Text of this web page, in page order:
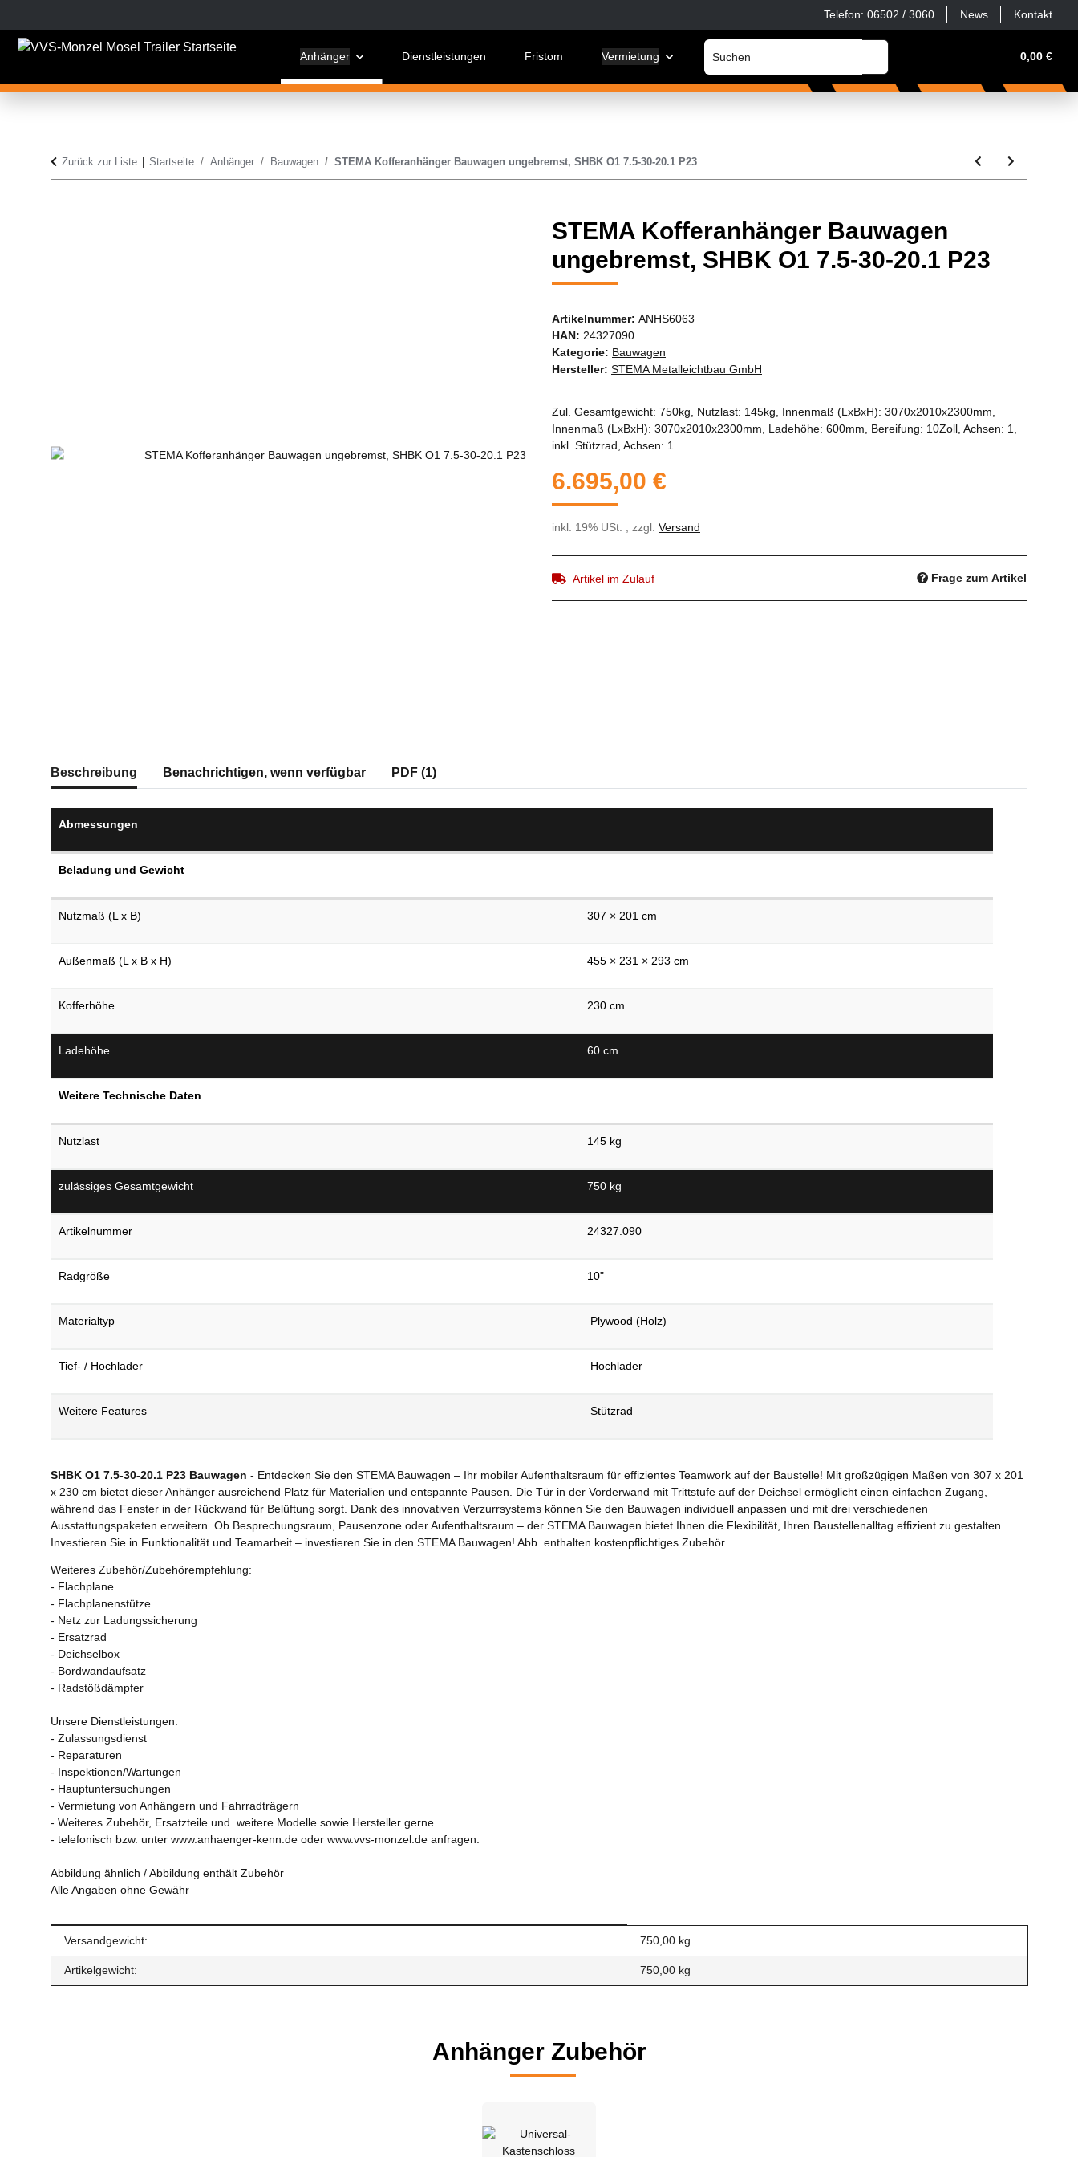
Telefon: 06502 / 3060 News Kontakt
0,00 €
Anhänger Dienstleistungen Fristom Vermietung Werkstatt, Haus & Hof
Zurück zur Liste Startseite Anhänger Bauwagen STEMA Kofferanhänger Bauwagen ungebremst, SHBK O1 7.5-30-20.1 P23
STEMA Kofferanhänger Bauwagen
ungebremst, SHBK O1 7.5-30-20.1 P23
Artikelnummer: ANHS6063
HAN: 24327090
Kategorie: Bauwagen
Hersteller: STEMA Metalleichtbau GmbH
Zul. Gesamtgewicht: 750kg, Nutzlast: 145kg, Innenmaß (LxBxH): 3070x2010x2300mm,
Innenmaß (LxBxH): 3070x2010x2300mm, Ladehöhe: 600mm, Bereifung: 10Zoll, Achsen: 1,
inkl. Stützrad, Achsen: 1
6.695,00 €
inkl. 19% USt. , zzgl. Versand
Artikel im Zulauf Frage zum Artikel
weitere Registerkarten anzeigen
Beschreibung Benachrichtigen, wenn verfügbar PDF (1)
Abmessungen
Beladung und Gewicht
Nutzmaß (L x B) 307 × 201 cm
Außenmaß (L x B x H) 455 × 231 × 293 cm
Kofferhöhe 230 cm
Ladehöhe 60 cm
Weitere Technische Daten
Nutzlast 145 kg
zulässiges Gesamtgewicht 750 kg
Artikelnummer 24327.090
Radgröße 10"
Materialtyp Plywood (Holz)
Tief- / Hochlader Hochlader
Weitere Features Stützrad
SHBK O1 7.5-30-20.1 P23 Bauwagen - Entdecken Sie den STEMA Bauwagen – Ihr mobiler Aufenthaltsraum für effizientes Teamwork auf der Baustelle! Mit großzügigen Maßen von 307 x 201
x 230 cm bietet dieser Anhänger ausreichend Platz für Materialien und entspannte Pausen. Die Tür in der Vorderwand mit Trittstufe auf der Deichsel ermöglicht einen einfachen Zugang,
während das Fenster in der Rückwand für Belüftung sorgt. Dank des innovativen Verzurrsystems können Sie den Bauwagen individuell anpassen und mit drei verschiedenen
Ausstattungspaketen erweitern. Ob Besprechungsraum, Pausenzone oder Aufenthaltsraum – der STEMA Bauwagen bietet Ihnen die Flexibilität, Ihren Baustellenalltag effizient zu gestalten.
Investieren Sie in Funktionalität und Teamarbeit – investieren Sie in den STEMA Bauwagen! Abb. enthalten kostenpflichtiges Zubehör
Weiteres Zubehör/Zubehörempfehlung:
- Flachplane
- Flachplanenstütze
- Netz zur Ladungssicherung
- Ersatzrad
- Deichselbox
- Bordwandaufsatz
- Radstößdämpfer
Unsere Dienstleistungen:
- Zulassungsdienst
- Reparaturen
- Inspektionen/Wartungen
- Hauptuntersuchungen
- Vermietung von Anhängern und Fahrradträgern
- Weiteres Zubehör, Ersatzteile und. weitere Modelle sowie Hersteller gerne
- telefonisch bzw. unter www.anhaenger-kenn.de oder www.vvs-monzel.de anfragen.
Abbildung ähnlich / Abbildung enthält Zubehör
Alle Angaben ohne Gewähr
Produkteigenschaft
Wert
Versandgewicht: 750,00 kg
Artikelgewicht: 750,00 kg
Anhänger Zubehör